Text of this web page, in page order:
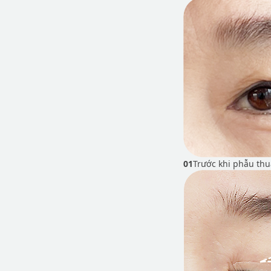
01Trước khi phẫu